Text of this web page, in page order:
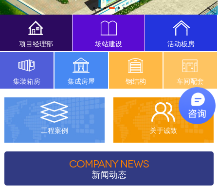
项目经理部 场站建设 活动板房
集装箱房 集成房屋 钢结构 车间配套
工程案例 关于诚致
COMPANY NEWS
新闻动态